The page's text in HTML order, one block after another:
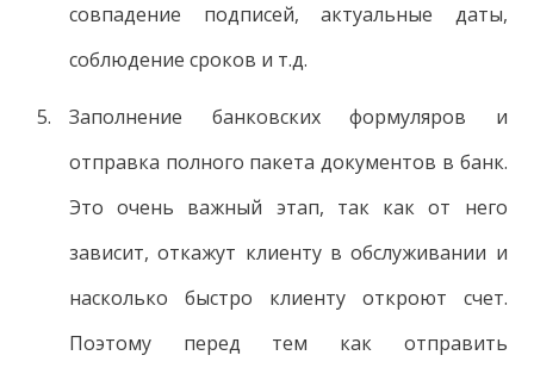
совпадение подписей, актуальные даты,
соблюдение сроков и т.д.
Заполнение банковских формуляров и
отправка полного пакета документов в банк.
Это очень важный этап, так как от него
зависит, откажут клиенту в обслуживании и
насколько быстро клиенту откроют счет.
Поэтому перед тем как отправить